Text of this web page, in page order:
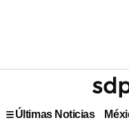
Últimas Noticias